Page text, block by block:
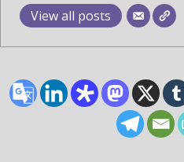
View all posts